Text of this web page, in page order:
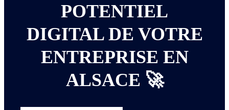
POTENTIEL
DIGITAL DE VOTRE
ENTREPRISE EN
ALSACE 🚀